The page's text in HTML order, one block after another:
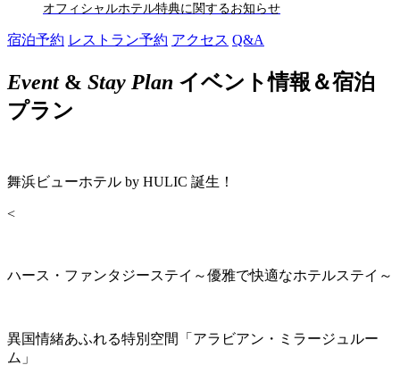
オフィシャルホテル特典に関するお知らせ
宿泊予約 レストラン予約 アクセス Q&A
Event& Stay Plan イベント情報＆宿泊
プラン
舞浜ビューホテル by HULIC 誕生！
<
ハース・ファンタジーステイ～優雅で快適なホテルステイ～
異国情緒あふれる特別空間「アラビアン・ミラージュルー
ム」